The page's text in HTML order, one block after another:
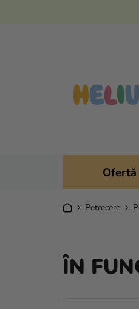
Ofertă
Acasă Petrecere
ÎN